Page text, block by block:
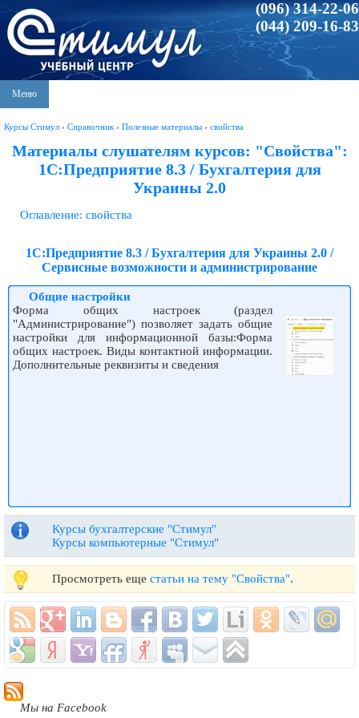
(096) 314-22-06
(044) 209-16-83
Меню
Курсы Стимул › Справочник › Полезные материалы › свойства
Материалы слушателям курсов: "Свойства":
1С:Предприятие 8.3 / Бухгалтерия для
Украины 2.0
Оглавление: свойства
1С:Предприятие 8.3 / Бухгалтерия для Украины 2.0 /
Сервисные возможности и администрирование
Общие настройки
Форма общих настроек (раздел
"Администрирование") позволяет задать общие
настройки для информационной базы:Форма
общих настроек. Виды контактной информации.
Дополнительные реквизиты и сведения
Курсы бухгалтерские "Стимул"
Курсы компьютерные "Стимул"
Просмотреть еще статьи на тему "Свойства".
Мы на Facebook